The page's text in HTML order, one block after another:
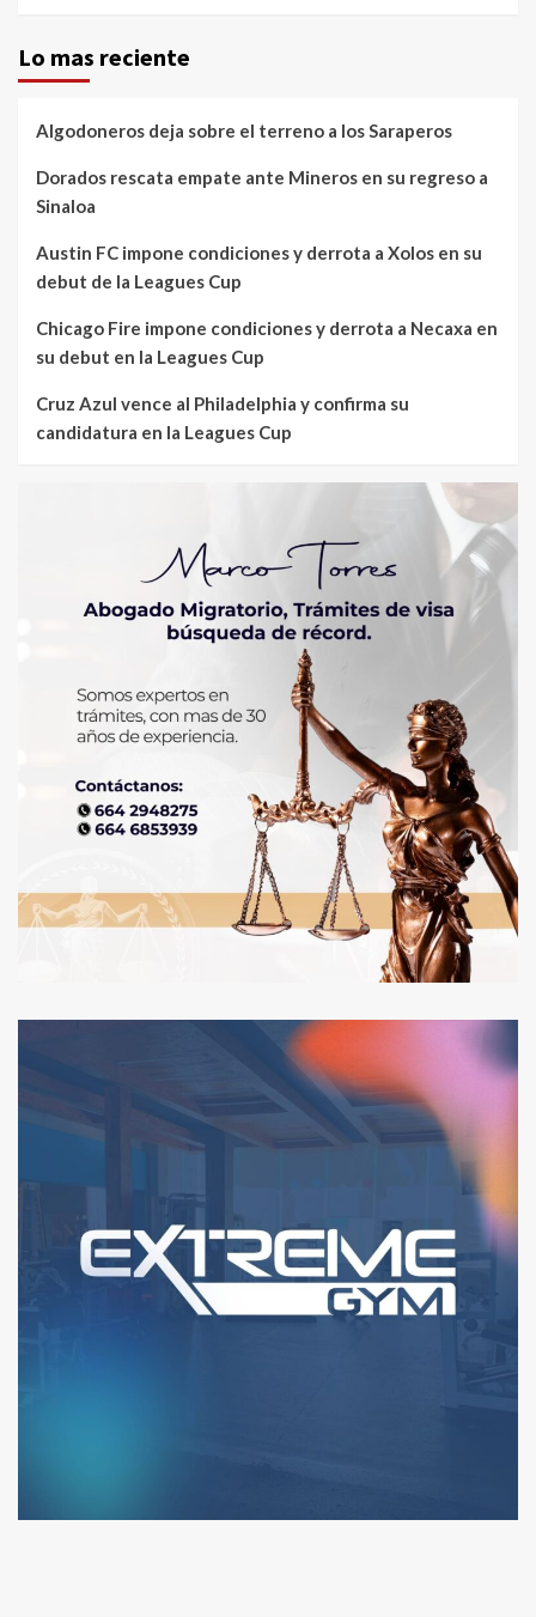
Lo mas reciente
Algodoneros deja sobre el terreno a los Saraperos
Dorados rescata empate ante Mineros en su regreso a
Sinaloa
Austin FC impone condiciones y derrota a Xolos en su
debut de la Leagues Cup
Chicago Fire impone condiciones y derrota a Necaxa en
su debut en la Leagues Cup
Cruz Azul vence al Philadelphia y confirma su
candidatura en la Leagues Cup